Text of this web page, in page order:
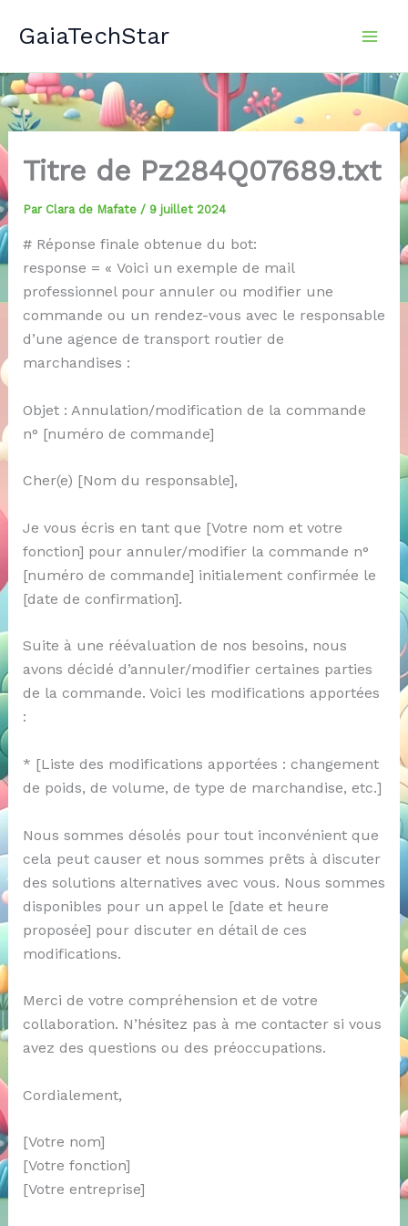
GaiaTechStar
Titre de Pz284Q07689.txt
Par Clara de Mafate / 9 juillet 2024
# Réponse finale obtenue du bot:
response = « Voici un exemple de mail
professionnel pour annuler ou modifier une
commande ou un rendez-vous avec le responsable
d’une agence de transport routier de
marchandises :
Objet : Annulation/modification de la commande
n° [numéro de commande]
Cher(e) [Nom du responsable],
Je vous écris en tant que [Votre nom et votre
fonction] pour annuler/modifier la commande n°
[numéro de commande] initialement confirmée le
[date de confirmation].
Suite à une réévaluation de nos besoins, nous
avons décidé d’annuler/modifier certaines parties
de la commande. Voici les modifications apportées
:
* [Liste des modifications apportées : changement
de poids, de volume, de type de marchandise, etc.]
Nous sommes désolés pour tout inconvénient que
cela peut causer et nous sommes prêts à discuter
des solutions alternatives avec vous. Nous sommes
disponibles pour un appel le [date et heure
proposée] pour discuter en détail de ces
modifications.
Merci de votre compréhension et de votre
collaboration. N’hésitez pas à me contacter si vous
avez des questions ou des préoccupations.
Cordialement,
[Votre nom]
[Votre fonction]
[Votre entreprise]